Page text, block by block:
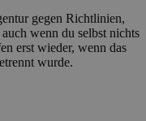
gegen Richtlinien,
wenn du selbst nichts
erst wieder, wenn das
wurde.